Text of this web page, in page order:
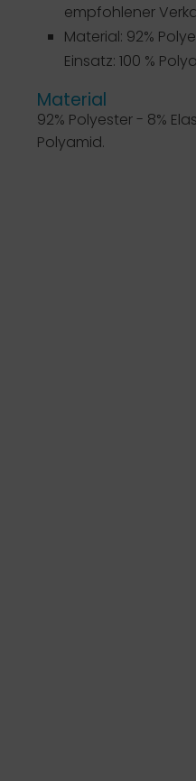
empfohlener
Material: 92%
Einsatz: 100 %
Material
92% Polyester - 8%
Polyamid.